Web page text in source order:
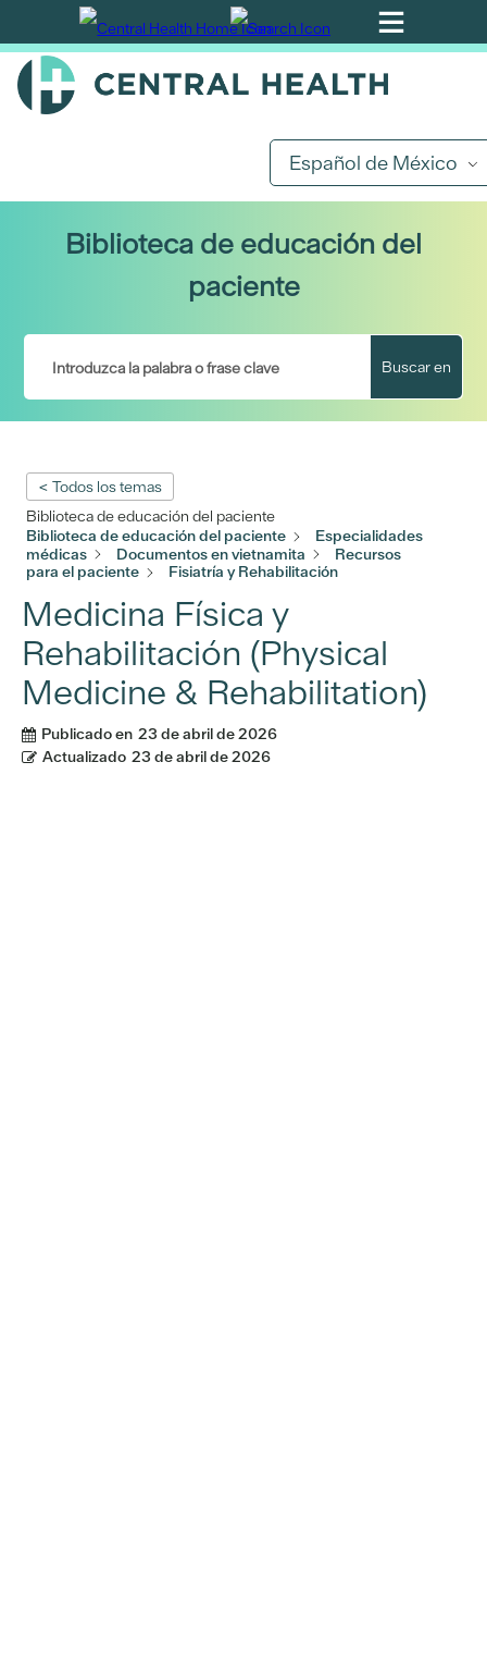
Ir
al
contenido
Español de México
Biblioteca de educación del
paciente
Buscar en
< Todos los temas
Biblioteca de educación del paciente
Biblioteca de educación del paciente
Especialidades
médicas
Documentos en vietnamita
Recursos
para el paciente
Fisiatría y Rehabilitación
Medicina Física y
Rehabilitación (Physical
Medicine & Rehabilitation)
Publicado en 23 de abril de 2026
Actualizado 23 de abril de 2026